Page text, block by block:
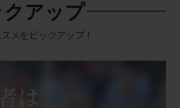
クアップ
メをピックアップ！